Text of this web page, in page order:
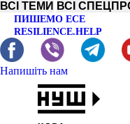
ВСІ ТЕМИ ВСІ
ПИШЕМО ЕСЕ
RESILIENCE.HELP
Напишіть нам